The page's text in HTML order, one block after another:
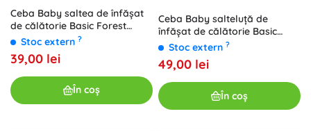
Ceba Baby saltea de înfășat
de călătorie Basic Forest
Friends 60 × 40 cm
Stoc extern ?
39,00 lei
În coș
Ceba Baby salteluță de
înfășat de călătorie Basic
Clever Otter 80 × 50 cm
Stoc extern ?
49,00 lei
În coș